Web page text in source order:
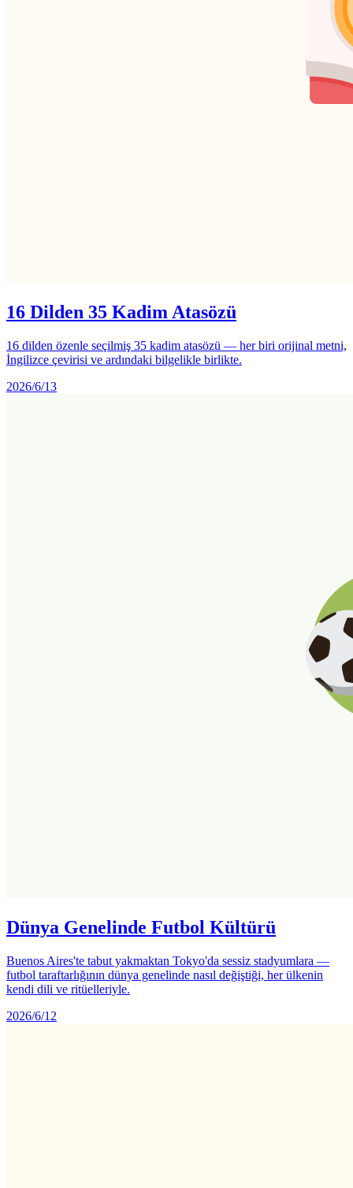
16 Dilden 35 Kadim Atasözü
16 dilden özenle seçilmiş 35 kadim atasözü — her biri orijinal metni,
İngilizce çevirisi ve ardındaki bilgelikle birlikte.
2026/6/13
Dünya Genelinde Futbol Kültürü
Buenos Aires'te tabut yakmaktan Tokyo'da sessiz stadyumlara —
futbol taraftarlığının dünya genelinde nasıl değiştiği, her ülkenin
kendi dili ve ritüelleriyle.
2026/6/12